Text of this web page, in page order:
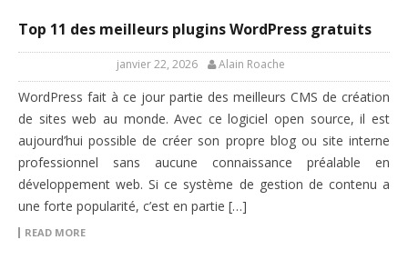
Top 11 des meilleurs plugins WordPress gratuits
janvier 22, 2026 Alain Roache
WordPress fait à ce jour partie des meilleurs CMS de création
de sites web au monde. Avec ce logiciel open source, il est
aujourd’hui possible de créer son propre blog ou site interne
professionnel sans aucune connaissance préalable en
développement web. Si ce système de gestion de contenu a
une forte popularité, c’est en partie […]
READ MORE